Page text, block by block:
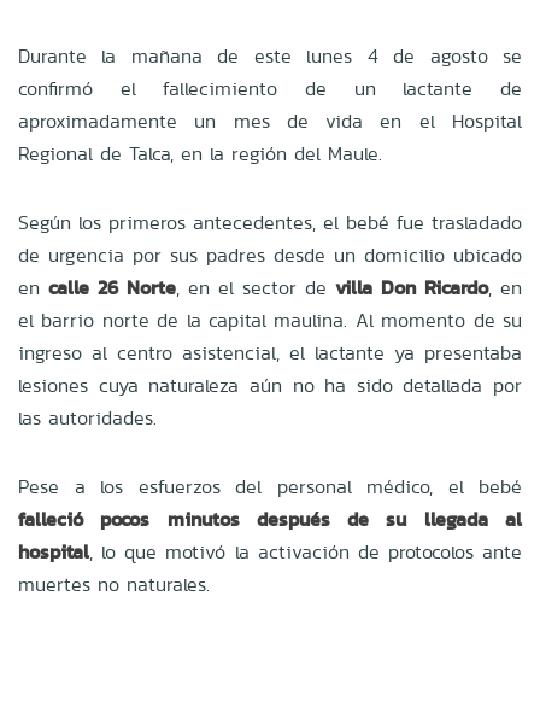
Durante la mañana de este lunes 4 de agosto se
confirmó el fallecimiento de un lactante de
aproximadamente un mes de vida en el Hospital
Regional de Talca, en la región del Maule.
Según los primeros antecedentes, el bebé fue trasladado
de urgencia por sus padres desde un domicilio ubicado
en calle 26 Norte, en el sector de villa Don Ricardo, en
el barrio norte de la capital maulina. Al momento de su
ingreso al centro asistencial, el lactante ya presentaba
lesiones cuya naturaleza aún no ha sido detallada por
las autoridades.
Pese a los esfuerzos del personal médico, el bebé
falleció pocos minutos después de su llegada al
hospital, lo que motivó la activación de protocolos ante
muertes no naturales.